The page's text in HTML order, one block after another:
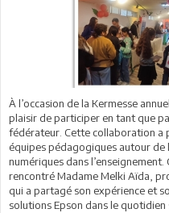
À l’occasion de la Kermesse
plaisir de participer en tant que
fédérateur. Cette collaboration a
équipes pédagogiques autour
numériques dans
rencontré Madame Melki Aïda,
qui a partagé son expérience et
solutions Epson dans le quotidien